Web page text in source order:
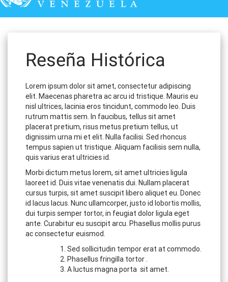
Reseña Histórica
Lorem ipsum dolor sit amet, consectetur adipiscing
elit. Maecenas pharetra ac arcu id tristique. Mauris eu
nisl ultrices, lacinia eros tincidunt, commodo leo. Duis
rutrum mattis sem. In faucibus, tellus sit amet
placerat pretium, risus metus pretium tellus, ut
dignissim urna mi et elit. Nulla facilisi. Sed rhoncus
tempus sapien ut tristique. Aliquam facilisis sem nulla,
quis varius erat ultricies id.
Morbi dictum metus lorem, sit amet ultricies ligula
laoreet id. Duis vitae venenatis dui. Nullam placerat
cursus turpis, sit amet suscipit libero aliquet eu. Donec
id lacus lacus. Nunc ullamcorper, justo id lobortis mollis,
dui turpis semper tortor, in feugiat dolor ligula eget
ante. Curabitur eu suscipit arcu. Phasellus mollis purus
ac consectetur euismod.
Sed sollicitudin tempor erat at commodo.
Phasellus fringilla tortor .
A luctus magna porta sit amet.